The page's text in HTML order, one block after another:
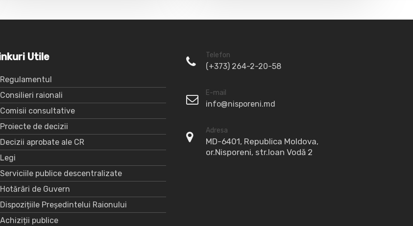
Utile
Regulamentul
Consilieri raionali
Comisii consultative
Proiecte de decizii
Decizii aprobate ale CR
Legi
Serviciile publice descentralizate
Hotărâri de Guvern
Dispozițiile Președintelui Raionului
Achiziții publice
Telefon
(+373) 264-2-20-58
E-mail
info@nisporeni.md
Adresa
MD-6401, Republica Moldova,
or.Nisporeni, str.Ioan Vodă 2